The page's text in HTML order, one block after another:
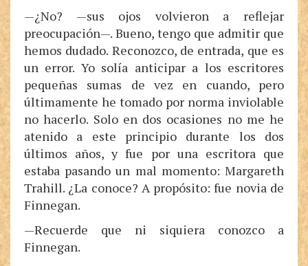
—¿No? —sus ojos volvieron a reflejar
preocupación—. Bueno, tengo que admitir que
hemos dudado. Reconozco, de entrada, que es
un error. Yo solía anticipar a los escritores
pequeñas sumas de vez en cuando, pero
últimamente he tomado por norma inviolable
no hacerlo. Solo en dos ocasiones no me he
atenido a este principio durante los dos
últimos años, y fue por una escritora que
estaba pasando un mal momento: Margareth
Trahill. ¿La conoce? A propósito: fue novia de
Finnegan.
—Recuerde que ni siquiera conozco a
Finnegan.